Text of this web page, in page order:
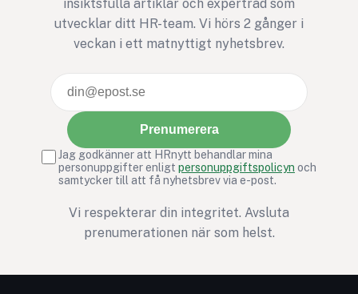
destruktiva drag:
narcissism, psykopati och
machiavellianism (en
attityd).
insiktsfulla artiklar och expertråd som
utvecklar ditt HR-team. Vi hörs 2 gånger i
veckan i ett matnyttigt nyhetsbrev.
Prenumerera
Jag godkänner att HRnytt behandlar mina
personuppgifter enligt personuppgiftspolicyn och
samtycker till att få nyhetsbrev via e-post.
Vi respekterar din integritet. Avsluta
prenumerationen när som helst.